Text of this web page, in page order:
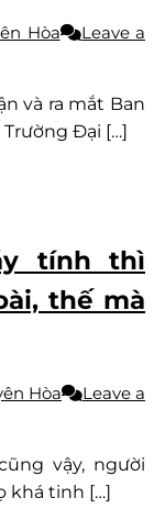
Hòa
Leave a
và ra mắt Ban
Đại […]
tính thì
thế mà
Hòa
Leave a
vậy, người
khá tinh […]